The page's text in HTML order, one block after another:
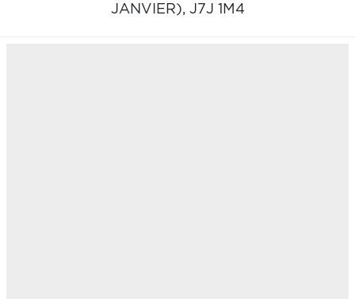
JANVIER), J7J 1M4